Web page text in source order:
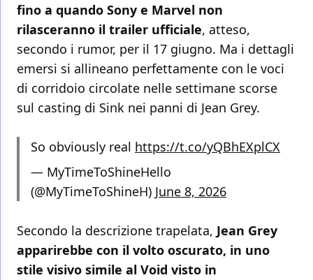
fino a quando Sony e Marvel non
rilasceranno il trailer ufficiale, atteso,
secondo i rumor, per il 17 giugno. Ma i dettagli
emersi si allineano perfettamente con le voci
di corridoio circolate nelle settimane scorse
sul casting di Sink nei panni di Jean Grey.
So obviously real https://t.co/yQBhEXplCX
— MyTimeToShineHello
(@MyTimeToShineH) June 8, 2026
Secondo la descrizione trapelata, Jean Grey
apparirebbe con il volto oscurato, in uno
stile visivo simile al Void visto in